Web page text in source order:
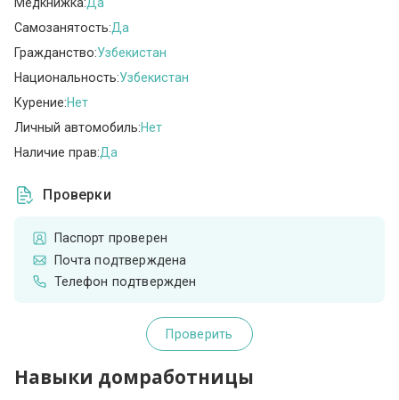
Самозанятость:Да
Гражданство:Узбекистан
Национальность:Узбекистан
Курение:Нет
Личный автомобиль:Нет
Наличие прав:Да
Проверки
Паспорт проверен
Почта подтверждена
Телефон подтвержден
Проверить
Навыки домработницы